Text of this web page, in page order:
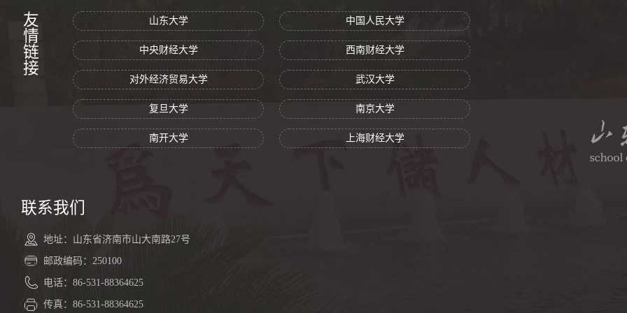
友情链接 山东大学 中国人民大学
中央财经大学 西南财经大学
对外经济贸易大学 武汉大学
复旦大学 南京大学
南开大学 上海财经大学
联系我们
地址：山东省济南市山大南路27号
邮政编码：250100
电话：86-531-88364625
传真：86-531-88364625